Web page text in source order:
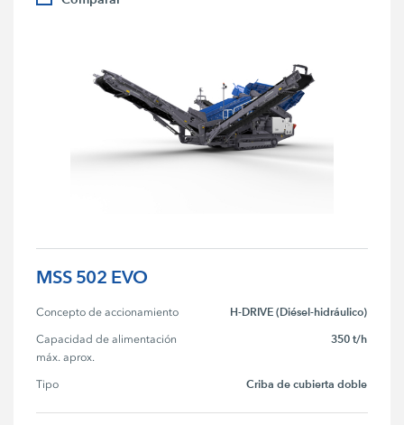
MSS 502 EVO
Concepto de accionamiento H-DRIVE (Diésel-hidráulico)
Capacidad de alimentación
máx. aprox.
350 t/h
Tipo Criba de cubierta doble